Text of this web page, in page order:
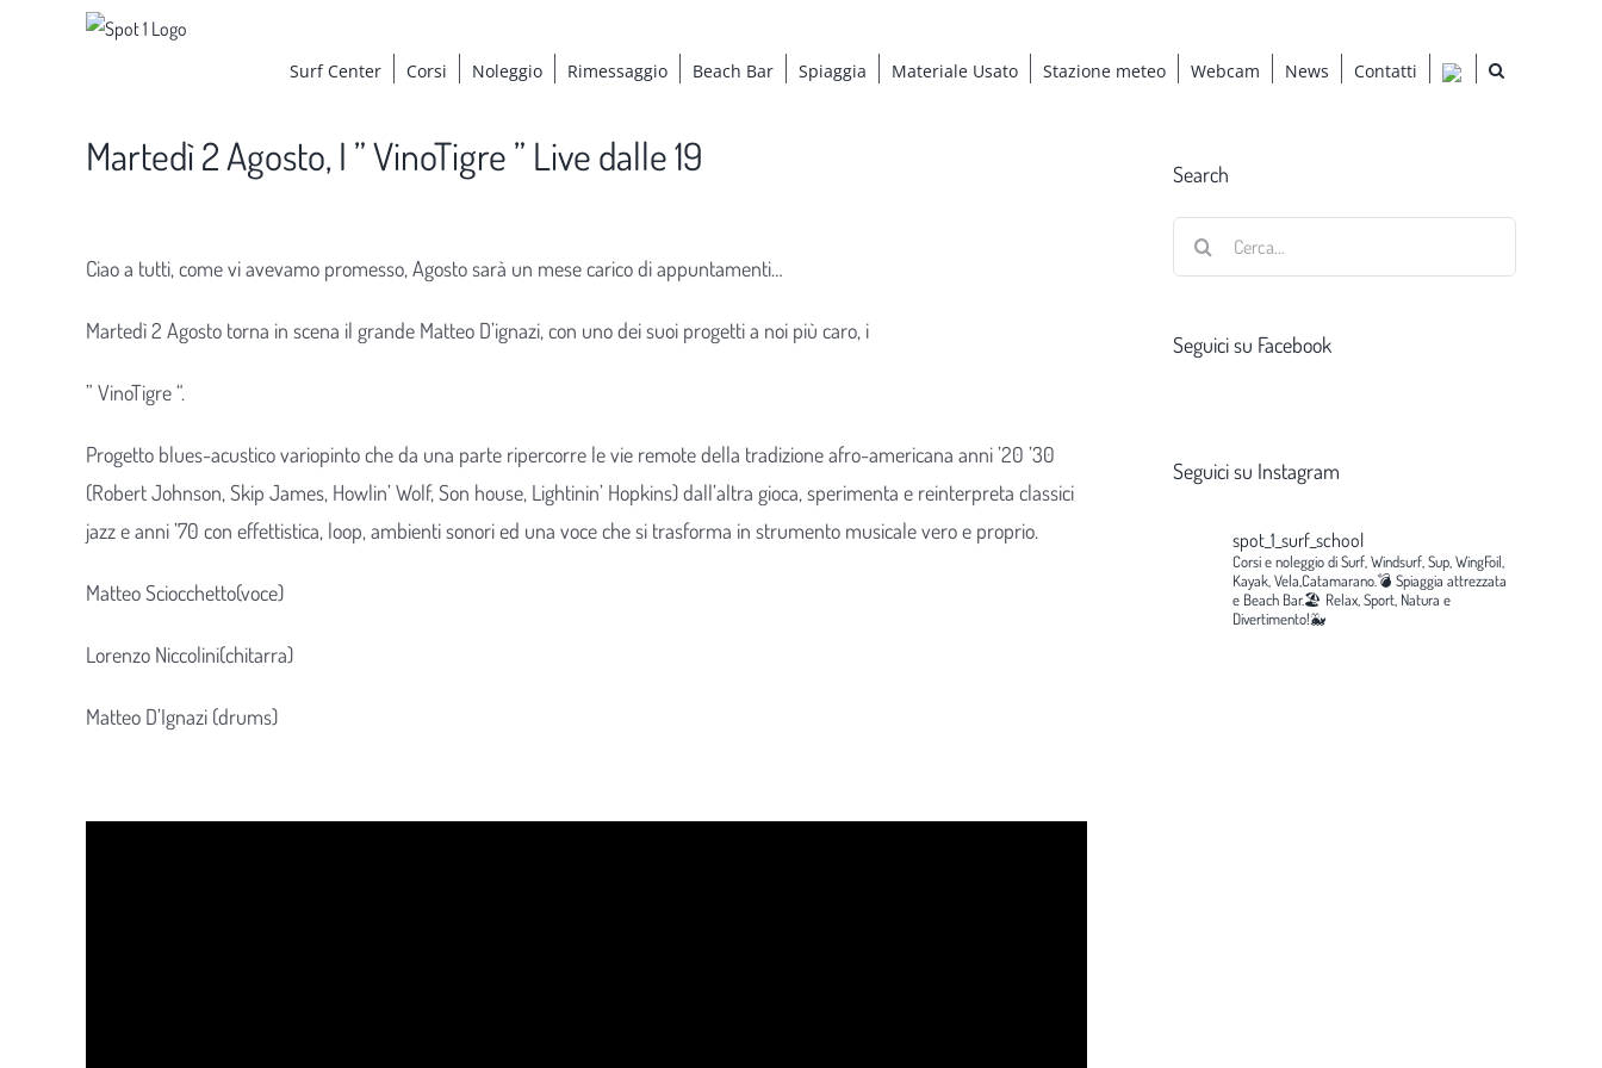
Surf Center Corsi Noleggio Rimessaggio Beach Bar Spiaggia Materiale Usato Stazione meteo Webcam News Contatti
Martedì 2 Agosto, I ” VinoTigre ” Live dalle 19
immagine
Ciao a tutti, come vi avevamo promesso, Agosto sarà un mese carico di appuntamenti…
Martedì 2 Agosto torna in scena il grande Matteo D’ignazi, con uno dei suoi progetti a noi più caro, i
” VinoTigre “.
Progetto blues-acustico variopinto che da una parte ripercorre le vie remote della tradizione afro-americana anni ’20 ’30
(Robert Johnson, Skip James, Howlin’ Wolf, Son house, Lightinin’ Hopkins) dall’altra gioca, sperimenta e reinterpreta classici
jazz e anni ’70 con effettistica, loop, ambienti sonori ed una voce che si trasforma in strumento musicale vero e proprio.
Matteo Sciocchetto(voce)
Lorenzo Niccolini(chitarra)
Matteo D’Ignazi (drums)
Search
Seguici su Facebook
Seguici su Instagram
spot_1_surf_school
Corsi e noleggio di Surf, Windsurf, Sup, WingFoil,
Kayak, Vela,Catamarano.💣 Spiaggia attrezzata
e Beach Bar.🏖️ Relax, Sport, Natura e
Divertimento!🐳